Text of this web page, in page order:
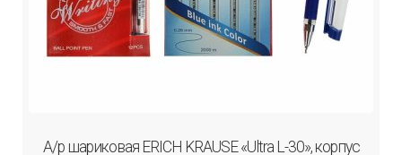
А/р шариковая ERICH KRAUSE «Ultra L-30», корпус